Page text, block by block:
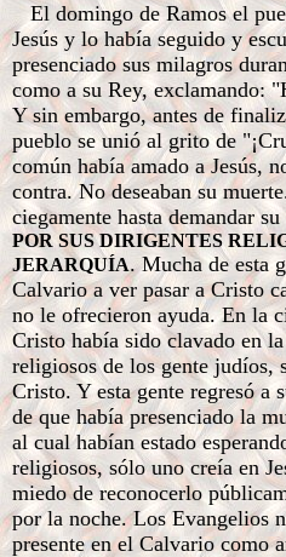
El domingo de Ramos el
Jesús y lo había seguido y
presenciado sus milagros
como a su Rey, exclamando:
Y sin embargo, antes de
pueblo se unió al grito de
común había amado a Jesús,
contra. No deseaban su
ciegamente hasta demandar
POR SUS DIRIGENTES
JERARQUÍA. Mucha de esta
Calvario a ver pasar a Cristo
no le ofrecieron ayuda. En la
Cristo había sido clavado en
religiosos de los gente judíos,
Cristo. Y esta gente regresó a
de que había presenciado la
al cual habían estado
religiosos, sólo uno creía en
miedo de reconocerlo
por la noche. Los Evangelios
presente en el Calvario como